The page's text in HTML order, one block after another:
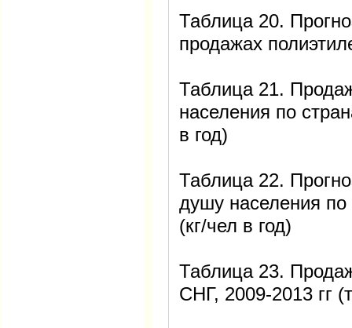
Таблица 20.
продажах
Таблица 21.
населения по
в год)
Таблица 22.
душу населения
(кг/чел в год)
Таблица 23.
СНГ, 2009-2013 гг